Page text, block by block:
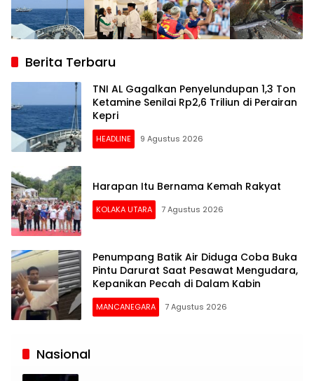
Berita Terbaru
TNI AL Gagalkan Penyelundupan 1,3 Ton
Ketamine Senilai Rp2,6 Triliun di Perairan
Kepri
HEADLINE 9 Agustus 2026
Harapan Itu Bernama Kemah Rakyat
KOLAKA UTARA 7 Agustus 2026
Penumpang Batik Air Diduga Coba Buka
Pintu Darurat Saat Pesawat Mengudara,
Kepanikan Pecah di Dalam Kabin
MANCANEGARA 7 Agustus 2026
Siaran
Nasional